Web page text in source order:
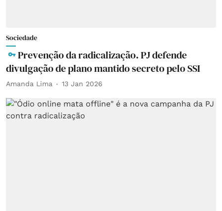
Sociedade
Prevenção da radicalização. PJ defende
divulgação de plano mantido secreto pelo SSI
Amanda Lima 13 Jan 2026